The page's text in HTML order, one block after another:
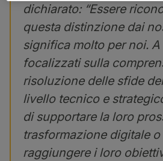
dichiarato: “Essere
questa distinzione dai
significa molto per noi.
focalizzati sulla
risoluzione delle sfide
livello tecnico e
di supportare la loro
trasformazione digitale
raggiungere i loro